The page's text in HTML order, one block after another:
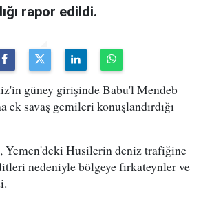
rapor edildi.
güney girişinde Babu'l Mendeb
ek savaş gemileri konuşlandırdığı
Yemen'deki Husilerin deniz trafiğine
nedeniyle bölgeye fırkateynler ve